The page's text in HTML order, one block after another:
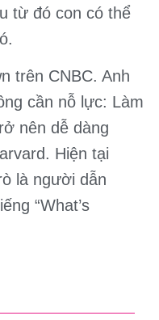
từ đó con có thể
trên CNBC. Anh
cần nỗ lực: Làm
nên dễ dàng
Hiện tại
là người dẫn
“What’s